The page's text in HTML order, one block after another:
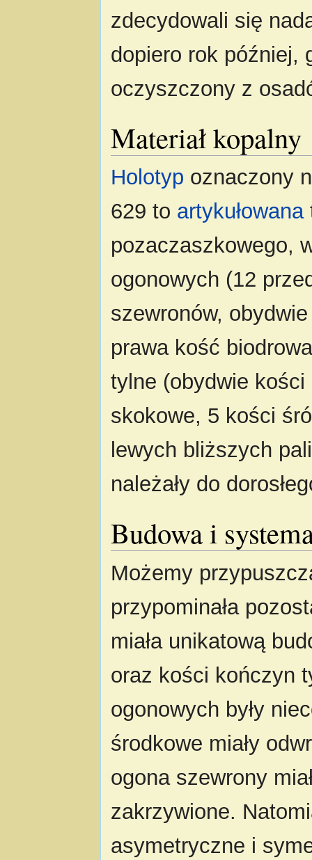
zdecydowali się
dopiero rok później,
oczyszczony z
Materiał kopalny
Holotyp oznaczony
629 to artykułowana
pozaczaszkowego,
ogonowych (12
szewronów,
prawa kość
tylne (obydwie kości
skokowe, 5 kości
lewych bliższych
należały do
Budowa i
Możemy
przypominała
miała unikatową
oraz kości kończyn
ogonowych były
środkowe miały
ogona szewrony
zakrzywione.
asymetryczne i